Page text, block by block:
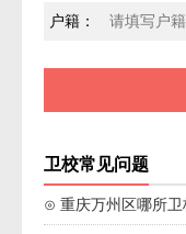
户籍：
卫校常见问题
⊙ 重庆万州区哪所